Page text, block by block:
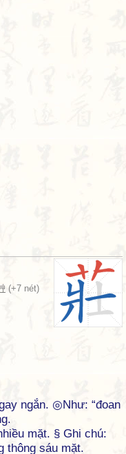
(+7 nét)
ngắn. ◎Như: “đoan
mặt. § Ghi chú:
thông sáu mặt.